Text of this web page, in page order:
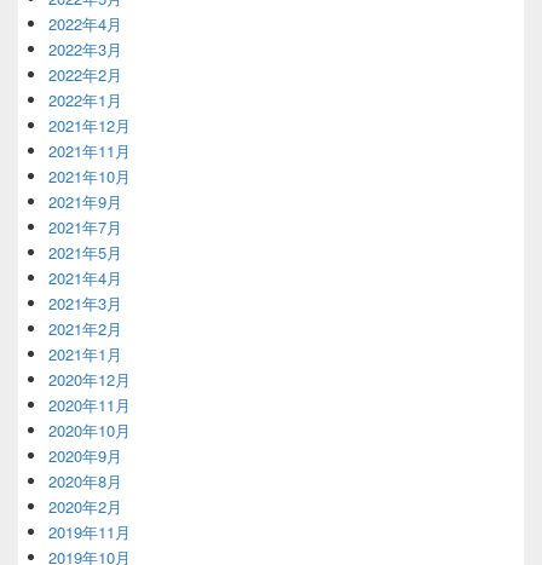
2022年4月
2022年3月
2022年2月
2022年1月
2021年12月
2021年11月
2021年10月
2021年9月
2021年7月
2021年5月
2021年4月
2021年3月
2021年2月
2021年1月
2020年12月
2020年11月
2020年10月
2020年9月
2020年8月
2020年2月
2019年11月
2019年10月